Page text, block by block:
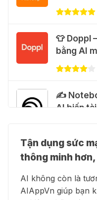
31 Thg 07
🐈 Nhận
hình ảnh
🎁
tháng
Cảnh
hướng
27 Thg 07
👕 Doppl
bằng AI
✍️
AI biến
👗
thành
Tận dụng sức
thông minh
AI không còn là
AIAppVn giúp bạn